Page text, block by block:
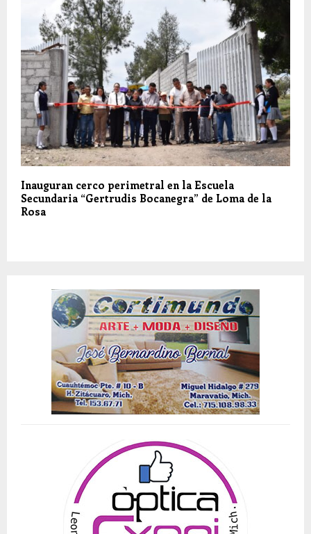
Inauguran cerco perimetral en la Escuela
Secundaria “Gertrudis Bocanegra” de Loma de la
Rosa